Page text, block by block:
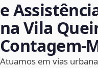
e
na Vila
Atuamos em vias